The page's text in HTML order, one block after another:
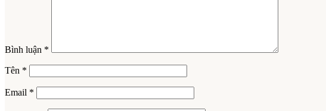
Bình luận *
Tên *
Email *